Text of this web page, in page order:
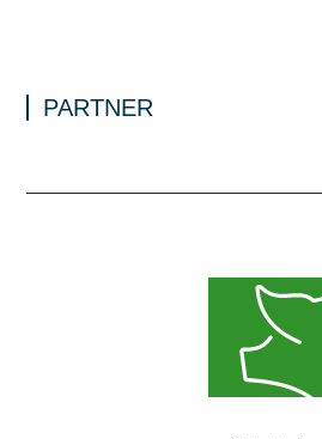
PARTNER